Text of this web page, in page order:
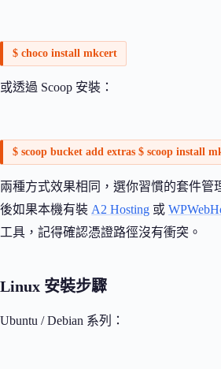
$ choco install mkcert
或透過 Scoop 安裝：
$ scoop bucket add extras $ scoop install
兩種方式效果相同，選你習慣的套件管
後如果本機有裝 A2 Hosting 或
工具，記得確認憑證路徑沒有衝突。
Linux 安裝步驟
Ubuntu / Debian 系列：